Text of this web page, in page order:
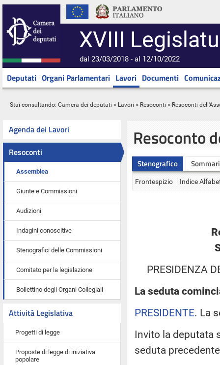
XVIII
dal 23/03/2018 - al 12/10/2022
Deputati Organi Parlamentari Lavori Documenti
Stai consultando: Camera dei deputati > Lavori > Resoconti > Resoconti
Agenda dei Lavori
Resoconti
Assemblea
Giunte e Commissioni
Audizioni
Indagini conoscitive
Stenografici delle Commissioni
Comitato per la legislazione
Bollettino degli Organi Collegiali
Attività Legislativa
Progetti di legge
Proposte di legge di iniziativa
popolare
Resoconto
Stenografico
Frontespizio Indice
PRESIDENZA
La seduta
PRESIDENTE. La
Invito la deputata
seduta